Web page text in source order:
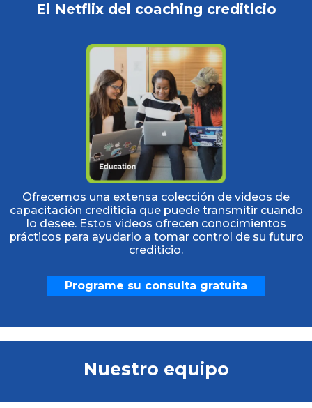
El Netflix del coaching crediticio
Ofrecemos una extensa colección de videos de
capacitación crediticia que puede transmitir cuando
lo desee. Estos videos ofrecen conocimientos
prácticos para ayudarlo a tomar control de su futuro
crediticio.
Programe su consulta gratuita
Nuestro equipo